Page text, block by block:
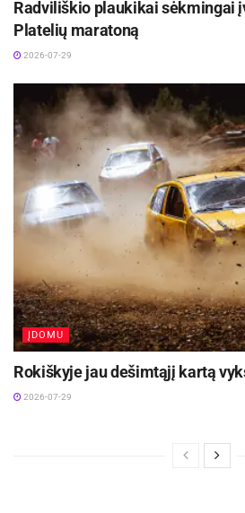
Radviliškio plaukikai sėkmingai
Platelių maratoną
2026-07-29
ĮDOMU
Rokiškyje jau dešimtąjį kartą
2026-07-29